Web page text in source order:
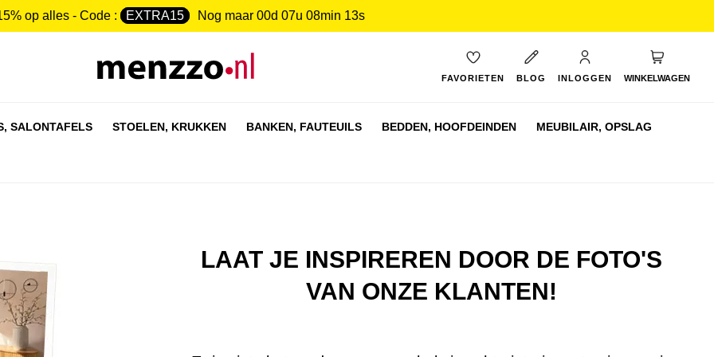
op alles - Code : EXTRA15 Nog maar 00d 07u 08min 12s
FAVORIETEN BLOG INLOGGEN WINKELWAGEN
SALONTAFELS STOELEN, KRUKKEN BANKEN, FAUTEUILS BEDDEN, HOOFDEINDEN MEUBILAIR, OPSLAG
LAAT JE INSPIREREN DOOR DE FOTO'S
VAN ONZE KLANTEN!